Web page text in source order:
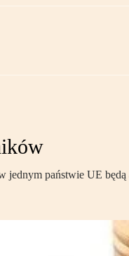
państwie UE